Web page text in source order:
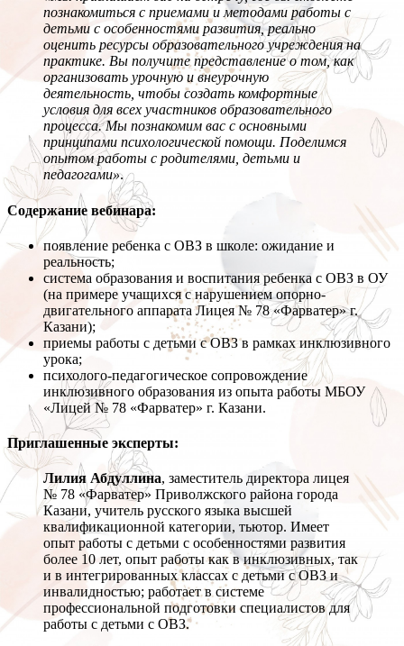
познакомиться с приемами и методами работы с
детьми с особенностями развития, реально
оценить ресурсы образовательного учреждения на
практике. Вы получите представление о том, как
организовать урочную и внеурочную
деятельность, чтобы создать комфортные
условия для всех участников образовательного
процесса. Мы познакомим вас с основными
принципами психологической помощи. Поделимся
опытом работы с родителями, детьми и
педагогами».
Содержание вебинара:
появление ребенка с ОВЗ в школе: ожидание и
реальность;
система образования и воспитания ребенка с ОВЗ в ОУ
(на примере учащихся с нарушением опорно-
двигательного аппарата Лицея № 78 «Фарватер» г.
Казани);
приемы работы с детьми с ОВЗ в рамках инклюзивного
урока;
психолого-педагогическое сопровождение
инклюзивного образования из опыта работы МБОУ
«Лицей № 78 «Фарватер» г. Казани.
Приглашенные эксперты:
Лилия Абдуллина, заместитель директора лицея
№ 78 «Фарватер» Приволжского района города
Казани, учитель русского языка высшей
квалификационной категории, тьютор. Имеет
опыт работы с детьми с особенностями развития
более 10 лет, опыт работы как в инклюзивных, так
и в интегрированных классах с детьми с ОВЗ и
инвалидностью; работает в системе
профессиональной подготовки специалистов для
работы с детьми с ОВЗ.